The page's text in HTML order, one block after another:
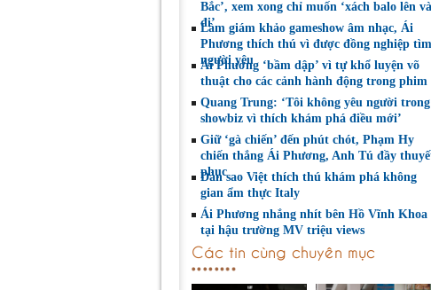
Bắc’, xem xong chỉ muốn ‘xách balo lên và
đi’
Làm giám khảo gameshow âm nhạc, Ái
Phương thích thú vì được đồng nghiệp tìm
người yêu
Ái Phương ‘bầm dập’ vì tự khổ luyện võ
thuật cho các cảnh hành động trong phim
Quang Trung: ‘Tôi không yêu người trong
showbiz vì thích khám phá điều mới’
Giữ ‘gà chiến’ đến phút chót, Phạm Hy
chiến thắng Ái Phương, Anh Tú đầy
phục
Dàn sao Việt thích thú khám phá không
gian ẩm thực Italy
Ái Phương nhắng nhít bên Hồ Vĩnh Khoa
tại hậu trường MV triệu views
Các tin cùng chuyên mục